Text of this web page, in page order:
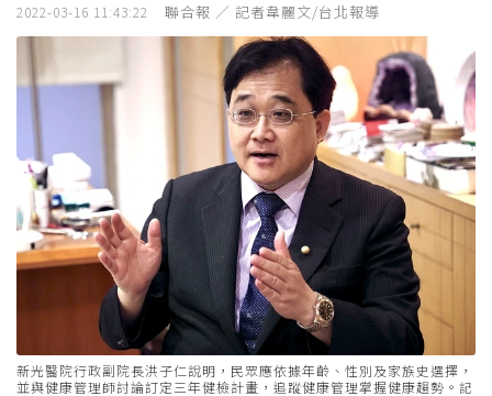
2022-03-16 11:43:22 聯合報 ／ 記者韋麗文/台北報導
新光醫院行政副院長洪子仁說明，民眾應依據年齡、性別及家族史選擇，
並與健康管理師討論訂定三年健檢計畫，追蹤健康管理掌握健康趨勢。記